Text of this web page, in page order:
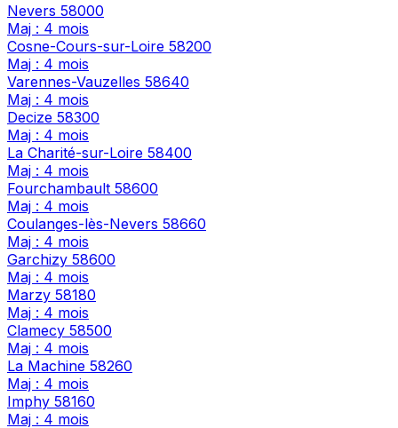
Nevers 58000
Maj : 4 mois
Cosne-Cours-sur-Loire 58200
Maj : 4 mois
Varennes-Vauzelles 58640
Maj : 4 mois
Decize 58300
Maj : 4 mois
La Charité-sur-Loire 58400
Maj : 4 mois
Fourchambault 58600
Maj : 4 mois
Coulanges-lès-Nevers 58660
Maj : 4 mois
Garchizy 58600
Maj : 4 mois
Marzy 58180
Maj : 4 mois
Clamecy 58500
Maj : 4 mois
La Machine 58260
Maj : 4 mois
Imphy 58160
Maj : 4 mois